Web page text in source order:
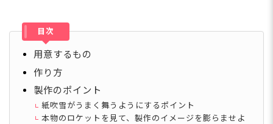
目次
用意するもの
作り方
製作のポイント
紙吹雪がうまく舞うようにするポイント
本物のロケットを見て、製作のイメージを膨らませよ